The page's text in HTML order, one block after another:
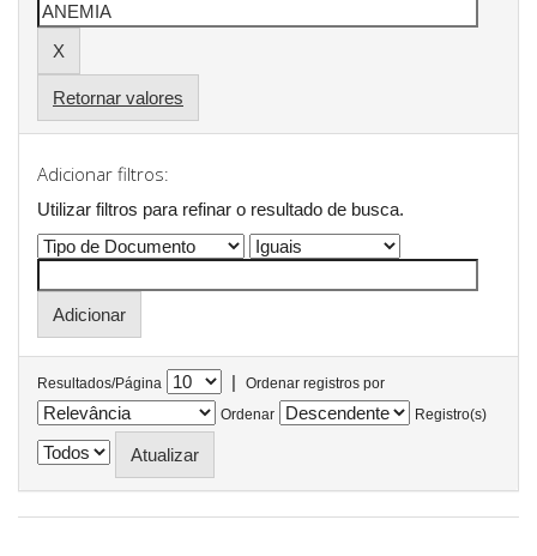
Retornar valores
Adicionar filtros:
Utilizar filtros para refinar o resultado de busca.
Resultados/Página |
Ordenar registros por
Ordenar
Registro(s)